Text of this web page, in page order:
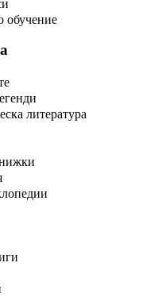
обучение
литература